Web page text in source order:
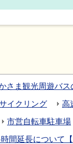
さま観光周遊バ
イクリング 高
市営自転車駐車場
間延長について【